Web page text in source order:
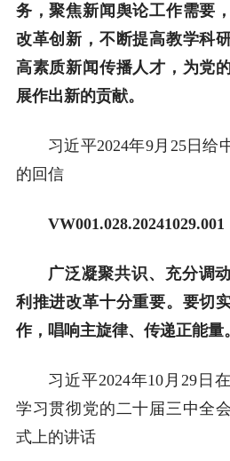
务，聚焦新闻舆论工作需要
改革创新，不断提高教学科
高素质新闻传播人才，为党
展作出新的贡献。
习近平2024年9月25日给
的回信
VW001.028.20241029.001
广泛凝聚共识、充分调
利推进改革十分重要。要切
作，唱响主旋律、传递正能量。
习近平2024年10月29日
学习贯彻党的二十届三中全
式上的讲话